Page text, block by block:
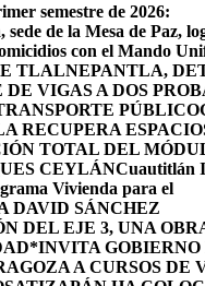
semestre de 2026:
sede de la Mesa de Paz,
con el Mando
TLALNEPANTLA,
DE VIGAS A DOS
PÚBLICO
RECUPERA
TOTAL DEL
CEYLÁNCuautitlán
Vivienda para el
DAVID SÁNCHEZ
DEL EJE 3, UNA
*INVITA GOBIERNO
A CURSOS DE